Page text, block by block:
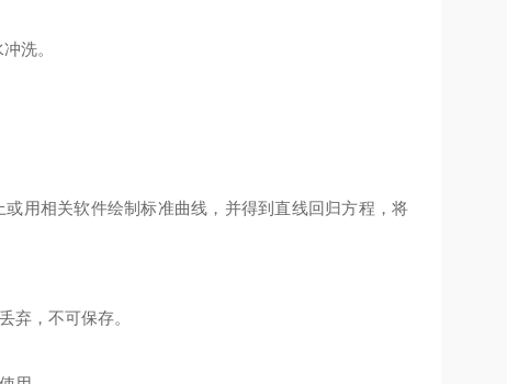
洗。
用相关软件绘制标准曲线，并得到直线回归方程，将
弃，不可保存。